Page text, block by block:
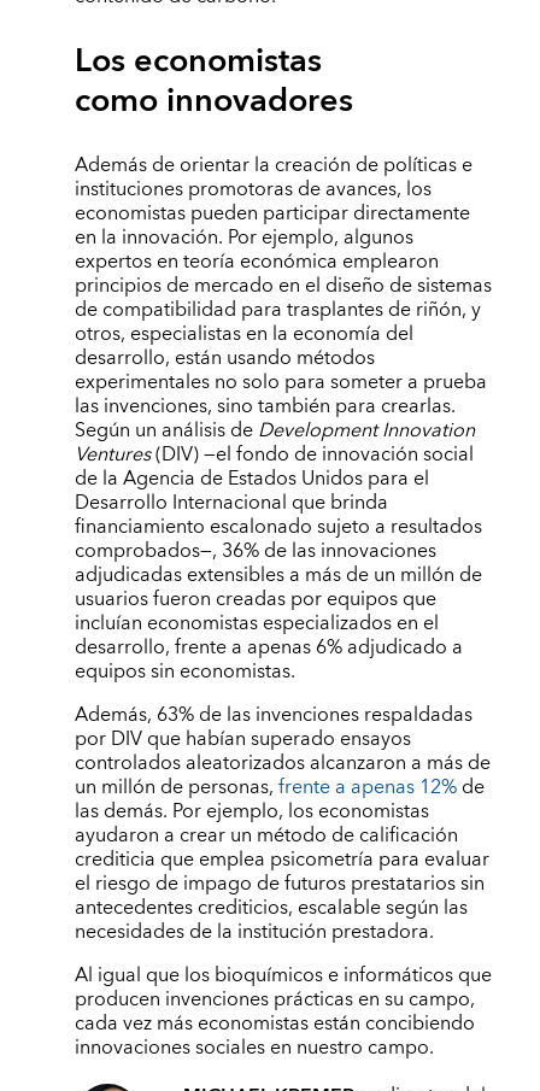
Los economistas
como innovadores
Además de orientar la creación de políticas e
instituciones promotoras de avances, los
economistas pueden participar directamente
en la innovación. Por ejemplo, algunos
expertos en teoría económica emplearon
principios de mercado en el diseño de sistemas
de compatibilidad para trasplantes de riñón, y
otros, especialistas en la economía del
desarrollo, están usando métodos
experimentales no solo para someter a prueba
las invenciones, sino también para crearlas.
Según un análisis deDevelopment Innovation
Ventures(DIV) —el fondo de innovación social
de la Agencia de Estados Unidos para el
Desarrollo Internacional que brinda
financiamiento escalonado sujeto a resultados
comprobados—, 36% de las innovaciones
adjudicadas extensibles a más de un millón de
usuarios fueron creadas por equipos que
incluían economistas especializados en el
desarrollo, frente a apenas 6% adjudicado a
equipos sin economistas.
Además, 63% de las invenciones respaldadas
por DIV que habían superado ensayos
controlados aleatorizados alcanzaron a más de
un millón de personas,frente a apenas 12%de
las demás. Por ejemplo, los economistas
ayudaron a crear un método de calificación
crediticia que emplea psicometría para evaluar
el riesgo de impago de futuros prestatarios sin
antecedentes crediticios, escalable según las
necesidades de la institución prestadora.
Al igual que los bioquímicos e informáticos que
producen invenciones prácticas en su campo,
cada vez más economistas están concibiendo
innovaciones sociales en nuestro campo.